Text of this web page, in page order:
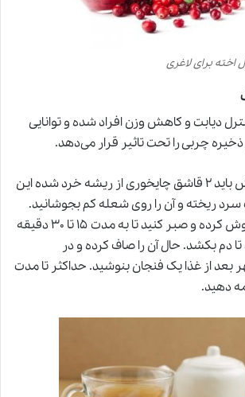
اخته برای لاغری
دیابت و کاهش وزن افراد شده و توانایی
چربی را تحت تاثیر قرار می‌دهد.
برای تهیه این دمنوش باید ۲ قاشق چایخوری از ریشه خرد شده این
سرد ریخته و آن را روی شعله کم بجوشانید.
سپس شعله را خاموش کرده و صبر کنید تا به مدت ۱۵ تا ۳۰ دقیقه
دم بکشد. حال آن را صاف کرده و در
از غذا یک فنجان بنوشید. حداکثر تا مدت